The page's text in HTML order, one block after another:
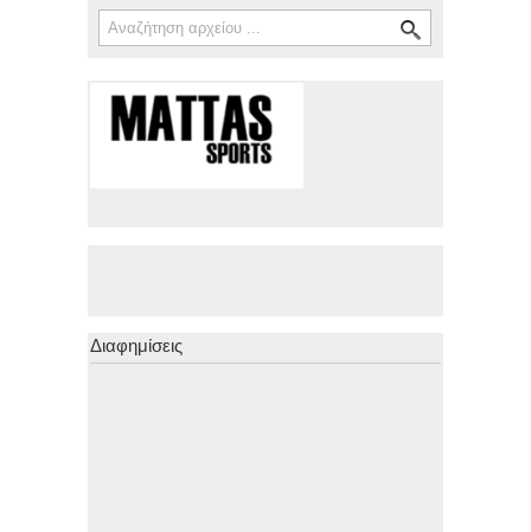
Φόρμα αναζήτησης
Αναζήτηση
Διαφημίσεις